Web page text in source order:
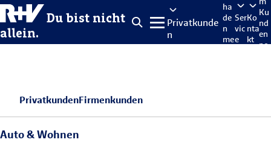
Du bist nicht
allein.
Privatkunde
n
ha
de
n
me
Ser
vic
e
Ko
nta
kt
Ku
nd
en
po
PrivatkundenFirmenkunden
Auto & Wohnen